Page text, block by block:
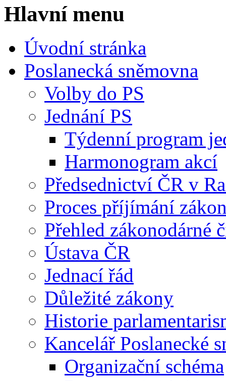
Hlavní menu
Úvodní stránka
Poslanecká sněmovna
Volby do PS
Jednání PS
Týdenní program
Harmonogram akcí
Předsednictví ČR v
Proces příjímání
Přehled zákonodárné
Ústava ČR
Jednací řád
Důležité zákony
Historie
Kancelář Poslanecké
Organizační schéma